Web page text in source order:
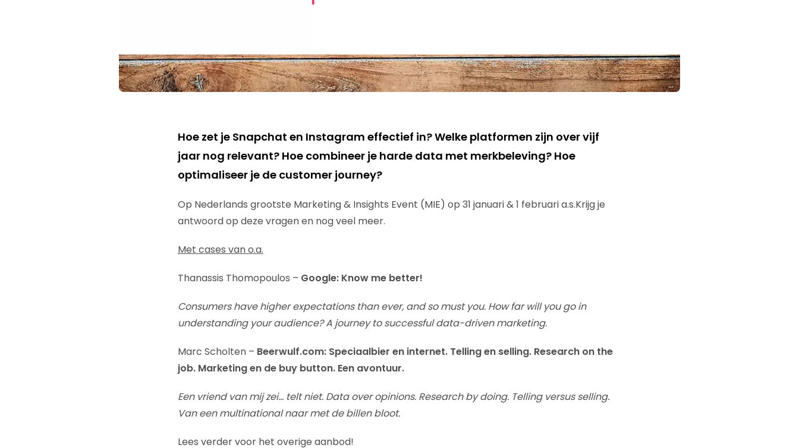
Hoe zet je Snapchat en Instagram effectief in? Welke platformen zijn over vijf
jaar nog relevant? Hoe combineer je harde data met merkbeleving? Hoe
optimaliseer je de customer journey?
Op Nederlands grootste Marketing & Insights Event (MIE) op 31 januari & 1 februari a.s.Krijg je
antwoord op deze vragen en nog veel meer.
Met cases van o.a.
Thanassis Thomopoulos – Google: Know me better!
Consumers have higher expectations than ever, and so must you. How far will you go in
understanding your audience? A journey to successful data-driven marketing.
Marc Scholten – Beerwulf.com: Speciaalbier en internet. Telling en selling. Research on the
job. Marketing en de buy button. Een avontuur.
Een vriend van mij zei… telt niet. Data over opinions. Research by doing. Telling versus selling.
Van een multinational naar met de billen bloot.
Lees verder voor het overige aanbod!